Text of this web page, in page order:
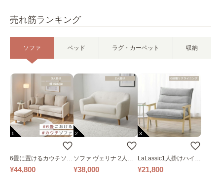
売れ筋ランキング
ソファ ベッド ラグ・カーペット 収納
1
6畳に置けるカウチソフ
ァ｜ベージュ
¥44,800
2
ソファ ヴェリナ 2人掛
け
¥38,000
3
LaLassic1人掛けハイバ
ックソファ ワイド
¥21,800